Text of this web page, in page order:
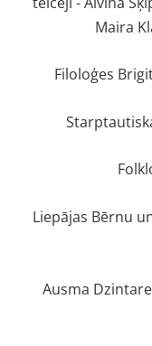
Maira
Filoloģes
Liepājas Bērnu
Ausma